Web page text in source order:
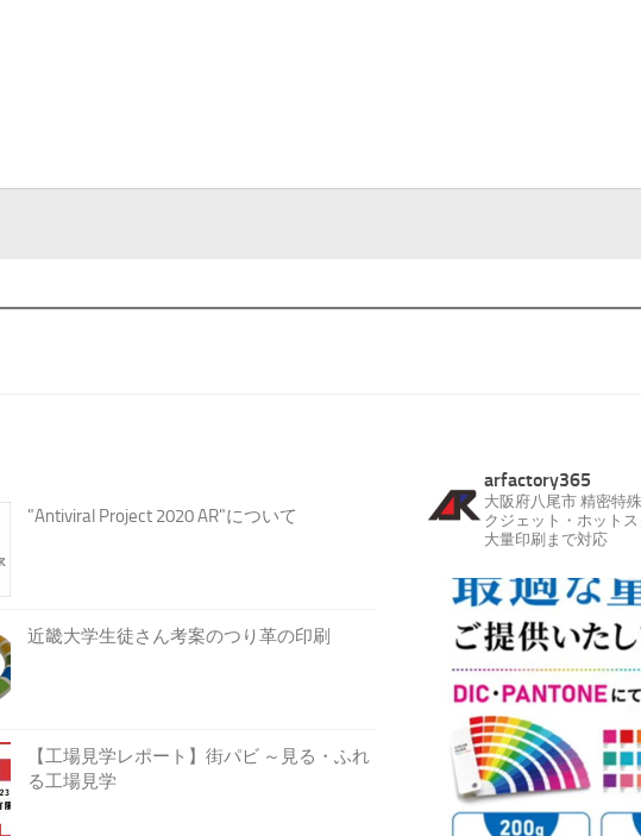
"Antiviral Project 2020 AR"について
近畿大学生徒さん考案のつり革の印刷
【工場見学レポート】街パビ ～見る・ふれ
る工場見学
arfactory365
大阪府八尾市精密特
クジェット・ホット
大量印刷まで対応